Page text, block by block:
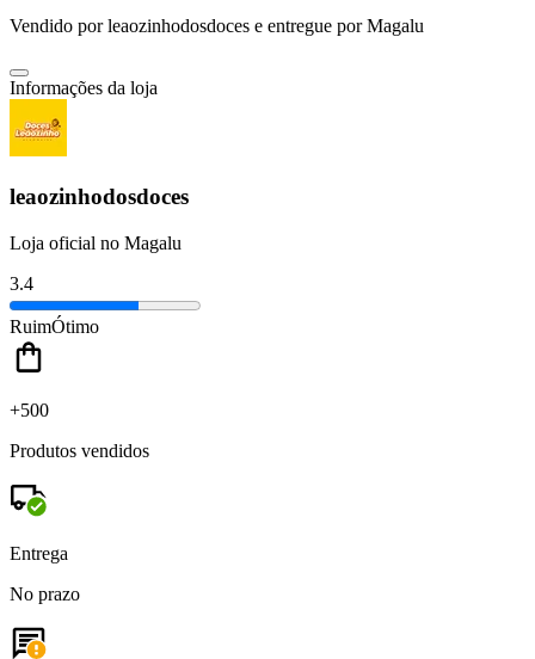
Vendido porleaozinhodosdoces e entregue por Magalu
Informações da loja
leaozinhodosdoces
Loja oficial no Magalu
3.4
RuimÓtimo
+500
Produtos vendidos
Entrega
No prazo